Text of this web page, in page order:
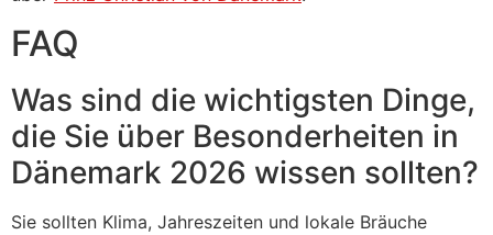
FAQ
Was sind die wichtigsten Dinge,
die Sie über Besonderheiten in
Dänemark 2026 wissen sollten?
Sie sollten Klima, Jahreszeiten und lokale Bräuche